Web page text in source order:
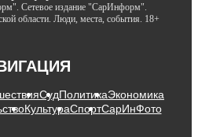
Сетевое издание "СарИнформ".
области. Люди, места, события. 18+
СудПолитикаЭкономика
КультураСпортСарИнФото